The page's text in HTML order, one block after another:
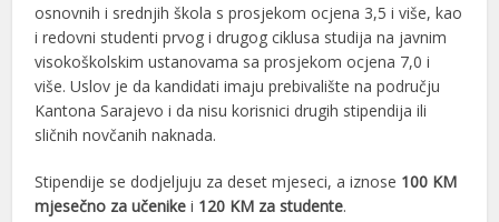
osnovnih i srednjih škola s prosjekom ocjena 3,5 i više, kao
i redovni studenti prvog i drugog ciklusa studija na javnim
visokoškolskim ustanovama sa prosjekom ocjena 7,0 i
više. Uslov je da kandidati imaju prebivalište na području
Kantona Sarajevo i da nisu korisnici drugih stipendija ili
sličnih novčanih naknada.
Stipendije se dodjeljuju za deset mjeseci, a iznose 100 KM
mjesečno za učenike i 120 KM za studente.